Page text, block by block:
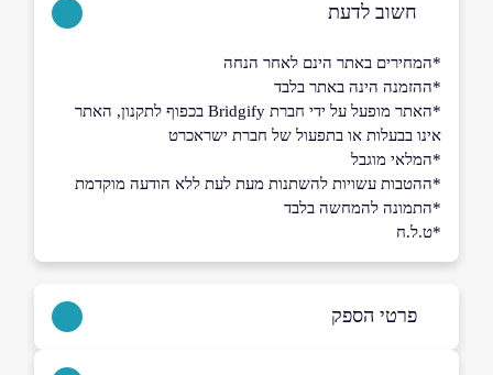
חשוב לדעת
*המחירים באתר הינם לאחר הנחה
*ההזמנה הינה באתר בלבד
*האתר מופעל על ידי חברת Bridgify בכפוף לתקנון, האתר
אינו בבעלות או בתפעול של חברת ישראכרט
*המלאי מוגבל
*ההטבות עשויות להשתנות מעת לעת ללא הודעה מוקדמת
*התמונה להמחשה בלבד
*ט.ל.ח
פרטי הספק